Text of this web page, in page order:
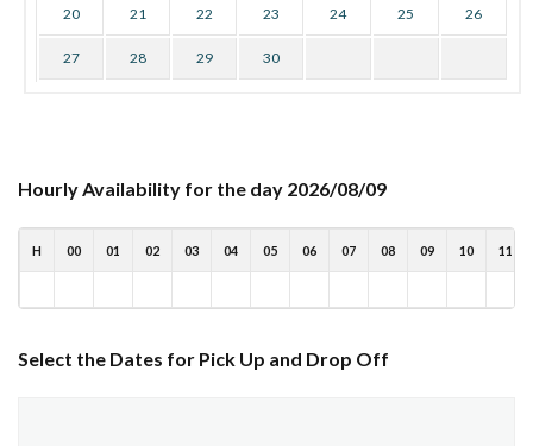
20 21 22 23 24 25 26
27 28 29 30
Hourly Availability for the day 2026/08/09
H 00 01 02 03 04 05 06 07 08 09 10 11
Select the Dates for Pick Up and Drop Off